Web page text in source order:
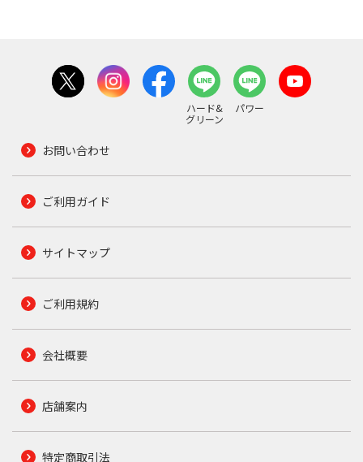
ハード&
グリーン
パワー
お問い合わせ
ご利用ガイド
サイトマップ
ご利用規約
会社概要
店舗案内
特定商取引法